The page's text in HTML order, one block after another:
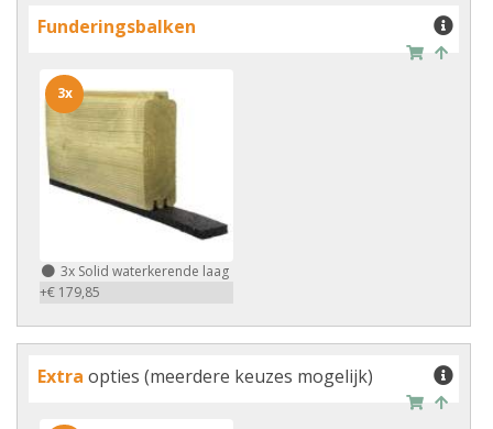
Funderingsbalken
3x Solid waterkerende laag
+€ 179,85
3x
Extra opties (meerdere keuzes mogelijk)